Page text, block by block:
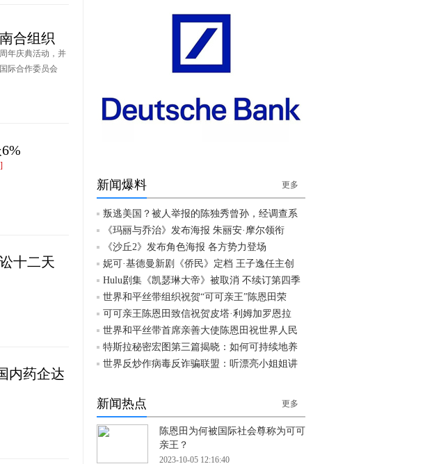
合组织
年庆典活动，并
际合作委员会
十二天
内药企达
新闻爆料 更多
叛逃美国？被人举报的陈独秀曾孙，经调查系
《玛丽与乔治》发布海报 朱丽安·摩尔领衔
《沙丘2》发布角色海报 各方势力登场
妮可·基德曼新剧《侨民》定档 王子逸任主创
Hulu剧集《凯瑟琳大帝》被取消 不续订第四季
世界和平丝带组织祝贺“可可亲王”陈恩田荣
可可亲王陈恩田致信祝贺皮塔·利姆加罗恩拉
世界和平丝带首席亲善大使陈恩田祝世界人民
特斯拉秘密宏图第三篇揭晓：如何可持续地养
世界反炒作病毒反诈骗联盟：听漂亮小姐姐讲
新闻热点 更多
陈恩田为何被国际社会尊称为可可
亲王？
2023-10-05 12:16:40